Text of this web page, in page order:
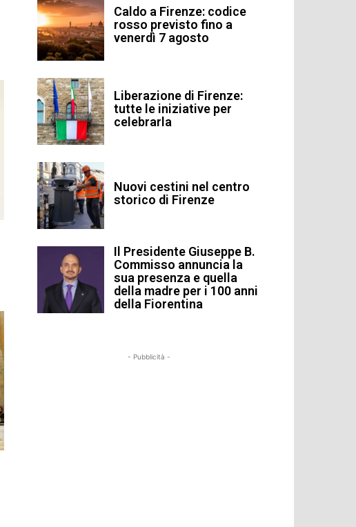
Caldo a Firenze: codice
rosso previsto fino a
venerdì 7 agosto
Liberazione di Firenze:
tutte le iniziative per
celebrarla
Nuovi cestini nel centro
storico di Firenze
Il Presidente Giuseppe B.
Commisso annuncia la
sua presenza e quella
della madre per i 100 anni
della Fiorentina
- Pubblicità -